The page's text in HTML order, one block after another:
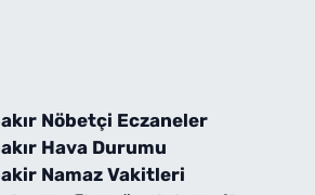
Nöbetçi Eczaneler
Hava Durumu
Namaz Vakitleri